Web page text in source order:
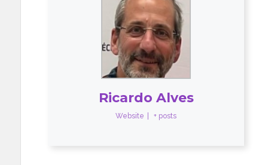
Ricardo Alves
Website + posts